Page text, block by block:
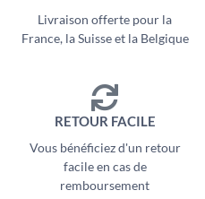
Livraison offerte pour la
France, la Suisse et la Belgique
RETOUR FACILE
Vous bénéficiez d'un retour
facile en cas de
remboursement